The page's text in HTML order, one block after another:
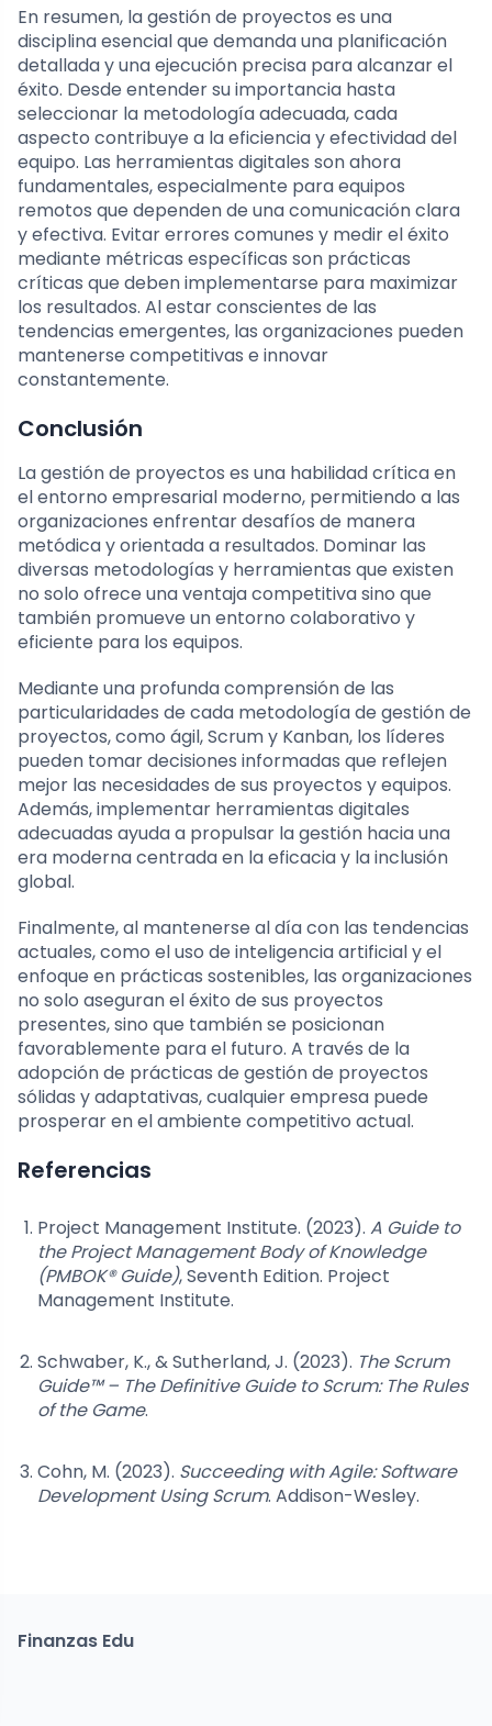
En resumen, la gestión de proyectos es una
disciplina esencial que demanda una planificación
detallada y una ejecución precisa para alcanzar el
éxito. Desde entender su importancia hasta
seleccionar la metodología adecuada, cada
aspecto contribuye a la eficiencia y efectividad del
equipo. Las herramientas digitales son ahora
fundamentales, especialmente para equipos
remotos que dependen de una comunicación clara
y efectiva. Evitar errores comunes y medir el éxito
mediante métricas específicas son prácticas
críticas que deben implementarse para maximizar
los resultados. Al estar conscientes de las
tendencias emergentes, las organizaciones pueden
mantenerse competitivas e innovar
constantemente.
Conclusión
La gestión de proyectos es una habilidad crítica en
el entorno empresarial moderno, permitiendo a las
organizaciones enfrentar desafíos de manera
metódica y orientada a resultados. Dominar las
diversas metodologías y herramientas que existen
no solo ofrece una ventaja competitiva sino que
también promueve un entorno colaborativo y
eficiente para los equipos.
Mediante una profunda comprensión de las
particularidades de cada metodología de gestión de
proyectos, como ágil, Scrum y Kanban, los líderes
pueden tomar decisiones informadas que reflejen
mejor las necesidades de sus proyectos y equipos.
Además, implementar herramientas digitales
adecuadas ayuda a propulsar la gestión hacia una
era moderna centrada en la eficacia y la inclusión
global.
Finalmente, al mantenerse al día con las tendencias
actuales, como el uso de inteligencia artificial y el
enfoque en prácticas sostenibles, las organizaciones
no solo aseguran el éxito de sus proyectos
presentes, sino que también se posicionan
favorablemente para el futuro. A través de la
adopción de prácticas de gestión de proyectos
sólidas y adaptativas, cualquier empresa puede
prosperar en el ambiente competitivo actual.
Referencias
Project Management Institute. (2023). A Guide to
the Project Management Body of Knowledge
(PMBOK® Guide), Seventh Edition. Project
Management Institute.
Schwaber, K., & Sutherland, J. (2023). The Scrum
Guide™ – The Definitive Guide to Scrum: The Rules
of the Game.
Cohn, M. (2023). Succeeding with Agile: Software
Development Using Scrum. Addison-Wesley.
Finanzas Edu